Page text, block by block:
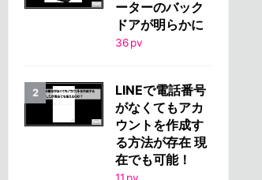
ーターのバック
ドアが明らかに
36pv
LINEで電話番号
がなくてもアカ
ウントを作成す
る方法が存在 現
在でも可能！
11 pv